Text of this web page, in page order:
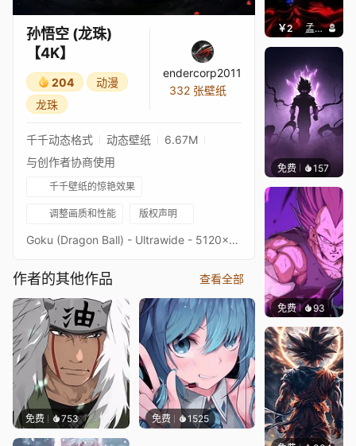
孙悟空 (龙珠)
【4K】
204
动漫
龙珠
endercorp2011
332 张壁纸
千千动态格式 动态壁纸
6.67M
与创作者协商使用
千千壁纸的惊艳效果
调整画质和性能 版权声明
Goku (Dragon Ball) - Ultrawide - 5120x2160 - 3440x1440Original picture from destinctivArt (deviantart)Image quality is a priority, high-end setup recommendedKeywords : Anime, Manga, Sangoku, Kakarot, Saiyan, Character, 2160p, 4K, HD
作者的其他作品 查看全部
免费 753 免费 1525
￥2 孟婆干杯
免费 157ルー
免费 93 Tuff